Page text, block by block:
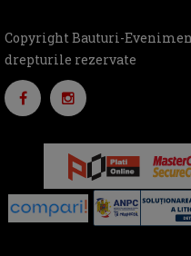
Copyright Bauturi-
drepturile rezervate